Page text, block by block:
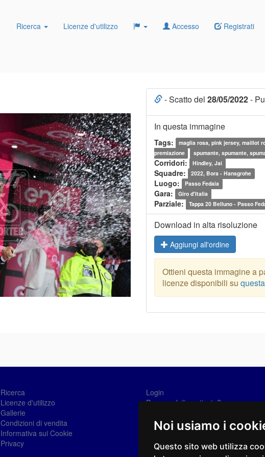
Noi usiamo i
Questo sito web utilizza
Ricerca Licenze d'utilizzo Accesso Registrati
- Scatto del 28/05/2022-
In questa immagine
Tags: maglia rosa, pink jersey, maillot
premiazione
spumante, spumante,
Corridori: Hindley, Jai
Squadre: 2022, Bora - Hansgrohe
Luogo: Passo Fedaia
Gara: Giro d'Italia
Parziale: Tappa 20 Belluno - Passo
Download in alta risoluzione
Aggiungi all'ordine
Ottieni questa immagine a
licenze disponibili su
Ricerca
Licenze d'utilizzo
Gallerie
Condizioni di vendita
Informativa sui Cookie
Privacy
Login
Password dimenticata?